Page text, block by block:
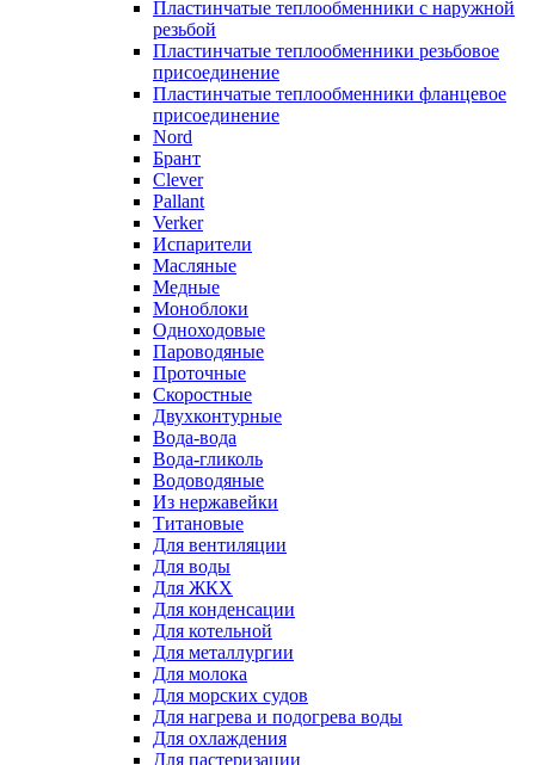
Пластинчатые теплообменники с наружной
резьбой
Пластинчатые теплообменники резьбовое
присоединение
Пластинчатые теплообменники фланцевое
присоединение
Nord
Брант
Clever
Pallant
Verker
Испарители
Масляные
Медные
Моноблоки
Одноходовые
Пароводяные
Проточные
Скоростные
Двухконтурные
Вода-вода
Вода-гликоль
Водоводяные
Из нержавейки
Титановые
Для вентиляции
Для воды
Для ЖКХ
Для конденсации
Для котельной
Для металлургии
Для молока
Для морских судов
Для нагрева и подогрева воды
Для охлаждения
Для пастеризации